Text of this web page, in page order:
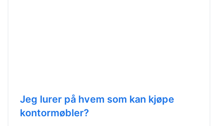
Jeg lurer på hvem som kan kjøpe
kontormøbler?